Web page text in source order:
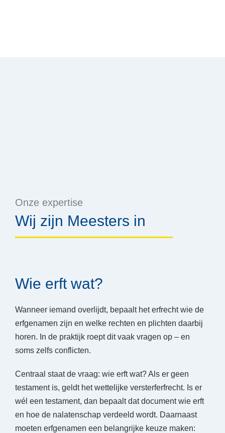
Onze expertise
Wij zijn Meesters in
Wie erft wat?
Wanneer iemand overlijdt, bepaalt het erfrecht wie de
erfgenamen zijn en welke rechten en plichten daarbij
horen. In de praktijk roept dit vaak vragen op – en
soms zelfs conflicten.
Centraal staat de vraag: wie erft wat? Als er geen
testament is, geldt het wettelijke versterferfrecht. Is er
wél een testament, dan bepaalt dat document wie erft
en hoe de nalatenschap verdeeld wordt. Daarnaast
moeten erfgenamen een belangrijke keuze maken: